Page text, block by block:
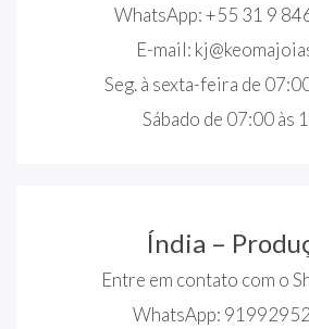
WhatsApp: +55 31 9
E-mail:
Seg. à sexta-feira de
Sábado de 07:00 às
Índia –
Entre em contato com o
WhatsApp: